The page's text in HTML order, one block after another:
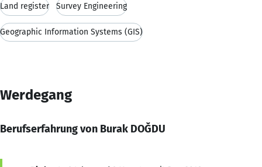
Land register Survey Engineering
Geographic Information Systems (GIS)
Werdegang
Berufserfahrung von Burak DOĞDU